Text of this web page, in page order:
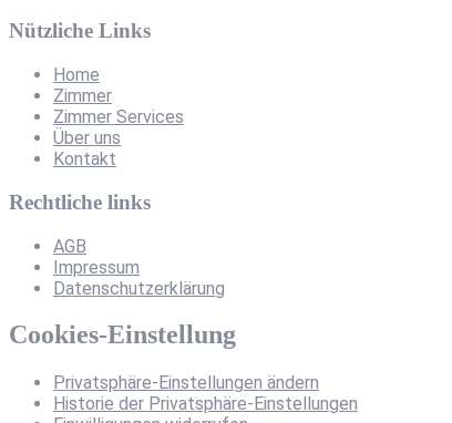
Nützliche Links
Home
Zimmer
Zimmer Services
Über uns
Kontakt
Rechtliche links
AGB
Impressum
Datenschutzerklärung
Cookies-Einstellung
Privatsphäre-Einstellungen ändern
Historie der Privatsphäre-Einstellungen